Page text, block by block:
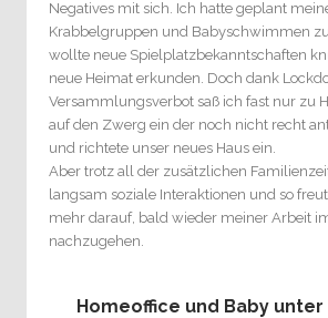
Negatives mit sich. Ich hatte geplant
Krabbelgruppen und Babyschwimmen
wollte neue Spielplatzbekanntschaften
neue Heimat erkunden. Doch dank
Versammlungsverbot saß ich fast nur zu
auf den Zwerg ein der noch nicht recht
und richtete unser neues Haus ein.
Aber trotz all der zusätzlichen
langsam soziale Interaktionen und so
mehr darauf, bald wieder meiner Arbeit
nachzugehen.
Homeoffice und Baby